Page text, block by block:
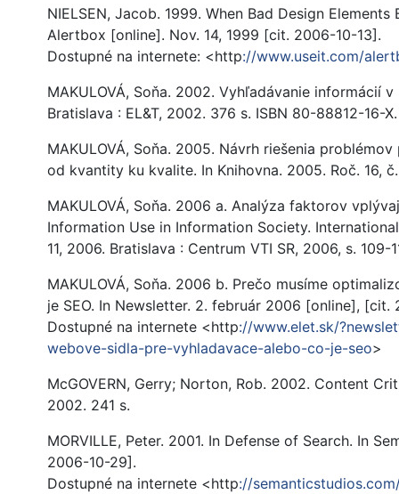
NIELSEN, Jacob. 1999. When Bad Design
Alertbox [online]. Nov. 14, 1999 [cit. 2006-10-13].
Dostupné na internete: <http://www.useit.com/
MAKULOVÁ, Soňa. 2002. Vyhľadávanie informácií
Bratislava : EL&T, 2002. 376 s. ISBN 80-88812-16-X.
MAKULOVÁ, Soňa. 2005. Návrh riešenia
od kvantity ku kvalite. In Knihovna. 2005. Roč. 16,
MAKULOVÁ, Soňa. 2006 a. Analýza faktorov
Information Use in Information Society.
11, 2006. Bratislava : Centrum VTI SR, 2006, s. 109-
MAKULOVÁ, Soňa. 2006 b. Prečo musíme
je SEO. In Newsletter. 2. február 2006 [online], [cit.
Dostupné na internete <http://www.elet.sk/
webove-sidla-pre-vyhladavace-alebo-co-je-seo>
McGOVERN, Gerry; Norton, Rob. 2002. Content
2002. 241 s.
MORVILLE, Peter. 2001. In Defense of Search. In
2006-10-29].
Dostupné na internete <http://